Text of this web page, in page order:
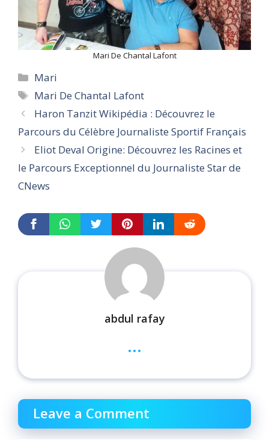
Mari De Chantal Lafont
Categories
Mari
Tags
Mari De Chantal Lafont
Haron Tanzit Wikipédia : Découvrez le
Parcours du Célèbre Journaliste Sportif Français
Eliot Deval Origine: Découvrez les Racines et
le Parcours Exceptionnel du Journaliste Star de
CNews
abdul rafay
...
Leave a Comment